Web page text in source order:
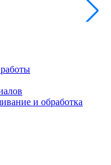
и обработка